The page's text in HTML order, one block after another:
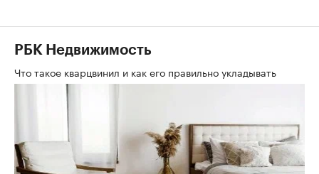
РБК Недвижимость
Что такое кварцвинил и как его правильно укладывать